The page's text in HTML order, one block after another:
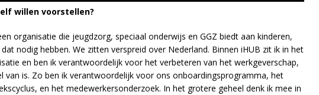
willen voorstellen?
organisatie die jeugdzorg, speciaal onderwijs en GGZ biedt aan kinderen,
nodig hebben. We zitten verspreid over Nederland. Binnen iHUB zit ik in het
en ben ik verantwoordelijk voor het verbeteren van het werkgeverschap,
van is. Zo ben ik verantwoordelijk voor ons onboardingsprogramma, het
en het medewerkersonderzoek. In het grotere geheel denk ik mee in